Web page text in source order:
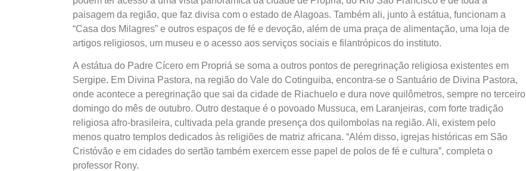
paisagem da região, que faz divisa com o estado de Alagoas. Também ali, junto à estátua, funcionam a
“Casa dos Milagres” e outros espaços de fé e devoção, além de uma praça de alimentação, uma loja de
artigos religiosos, um museu e o acesso aos serviços sociais e filantrópicos do instituto.
A estátua do Padre Cícero em Propriá se soma a outros pontos de peregrinação religiosa existentes em
Sergipe. Em Divina Pastora, na região do Vale do Cotinguiba, encontra-se o Santuário de Divina Pastora,
onde acontece a peregrinação que sai da cidade de Riachuelo e dura nove quilômetros, sempre no terceiro
domingo do mês de outubro. Outro destaque é o povoado Mussuca, em Laranjeiras, com forte tradição
religiosa afro-brasileira, cultivada pela grande presença dos quilombolas na região. Ali, existem pelo
menos quatro templos dedicados às religiões de matriz africana. “Além disso, igrejas históricas em São
Cristóvão e em cidades do sertão também exercem esse papel de polos de fé e cultura”, completa o
professor Rony.